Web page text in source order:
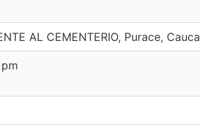
AL CEMENTERIO, Purace, Cauca